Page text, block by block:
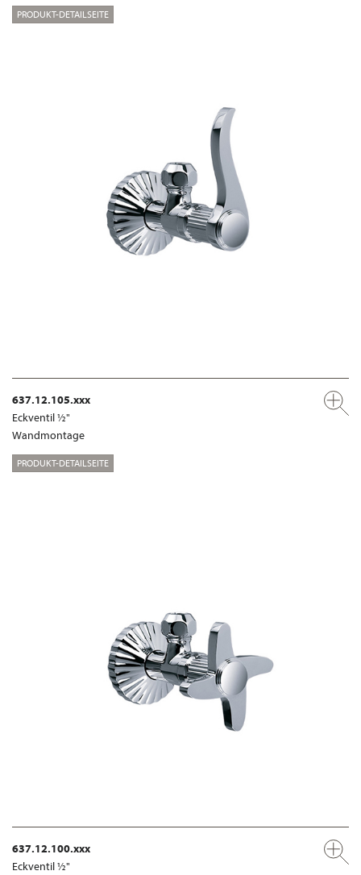
PRODUKT-DETAILSEITE
637.12.105.xxx
Eckventil ½"
Wandmontage
PRODUKT-DETAILSEITE
637.12.100.xxx
Eckventil ½"